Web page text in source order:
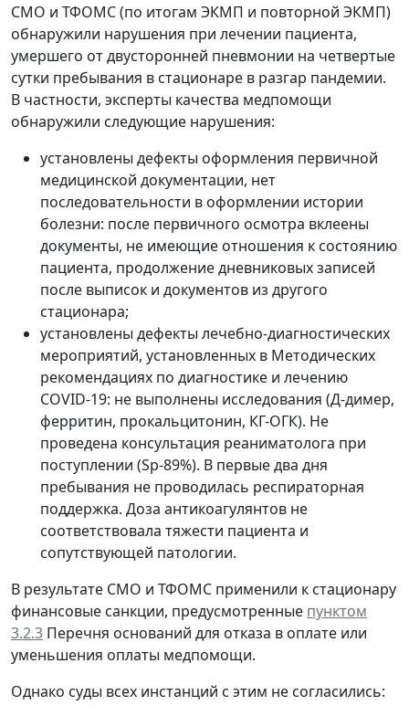
СМО и ТФОМС (по итогам ЭКМП и повторной ЭКМП)
обнаружили нарушения при лечении пациента,
умершего от двусторонней пневмонии на четвертые
сутки пребывания в стационаре в разгар пандемии.
В частности, эксперты качества медпомощи
обнаружили следующие нарушения:
установлены дефекты оформления первичной
медицинской документации, нет
последовательности в оформлении истории
болезни: после первичного осмотра вклеены
документы, не имеющие отношения к состоянию
пациента, продолжение дневниковых записей
после выписок и документов из другого
стационара;
установлены дефекты лечебно-диагностических
мероприятий, установленных в Методических
рекомендациях по диагностике и лечению
COVID-19: не выполнены исследования (Д-димер,
ферритин, прокальцитонин, КГ-ОГК). Не
проведена консультация реаниматолога при
поступлении (Sp-89%). В первые два дня
пребывания не проводилась респираторная
поддержка. Доза антикоагулянтов не
соответствовала тяжести пациента и
сопутствующей патологии.
В результате СМО и ТФОМС применили к стационару
финансовые санкции, предусмотренные пунктом
3.2.3 Перечня оснований для отказа в оплате или
уменьшения оплаты медпомощи.
Однако суды всех инстанций с этим не согласились: